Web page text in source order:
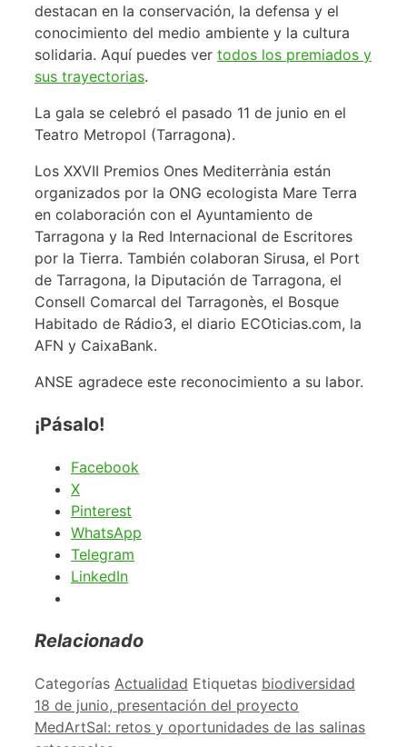
destacan en la conservación, la defensa y el
conocimiento del medio ambiente y la cultura
solidaria. Aquí puedes ver todos los premiados y
sus trayectorias.
La gala se celebró el pasado 11 de junio en el
Teatro Metropol (Tarragona).
Los XXVII Premios Ones Mediterrània están
organizados por la ONG ecologista Mare Terra
en colaboración con el Ayuntamiento de
Tarragona y la Red Internacional de Escritores
por la Tierra. También colaboran Sirusa, el Port
de Tarragona, la Diputación de Tarragona, el
Consell Comarcal del Tarragonès, el Bosque
Habitado de Rádio3, el diario ECOticias.com, la
AFN y CaixaBank.
ANSE agradece este reconocimiento a su labor.
¡Pásalo!
Facebook
X
Pinterest
WhatsApp
Telegram
LinkedIn
Relacionado
Categorías Actualidad Etiquetas biodiversidad
18 de junio, presentación del proyecto
MedArtSal: retos y oportunidades de las salinas